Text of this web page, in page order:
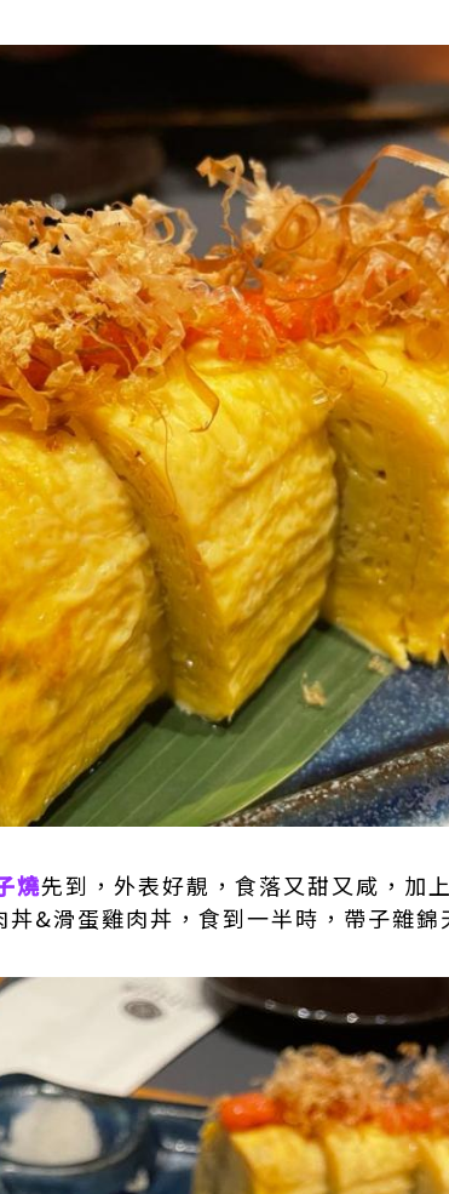
燒先到，外表好靚，食落又甜又咸，加
&滑蛋雞肉丼，食到一半時，帶子雜錦